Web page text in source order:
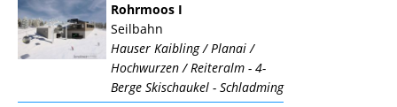
Rohrmoos I
Seilbahn
Hauser Kaibling / Planai /
Hochwurzen / Reiteralm - 4-
Berge Skischaukel - Schladming